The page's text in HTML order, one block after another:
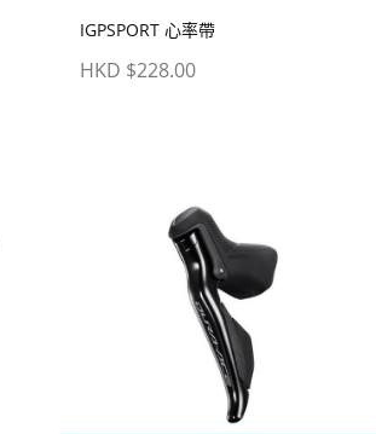
IGPSPORT 心率帶
HKD $228.00